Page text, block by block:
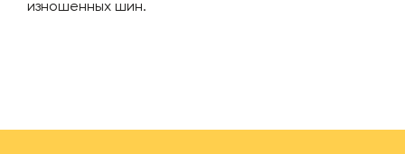
изношенных шин.